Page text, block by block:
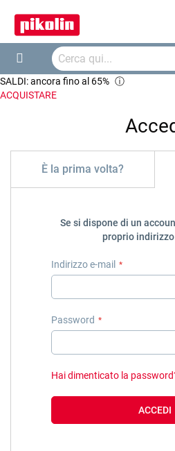
Cerca
SALDI: ancora fino al 65% ⓘ
ACQUISTARE
È la prima volta?
Se si dispone di un
proprio
Indirizzo e-mail
Password
Hai dimenticato la
ACCEDI